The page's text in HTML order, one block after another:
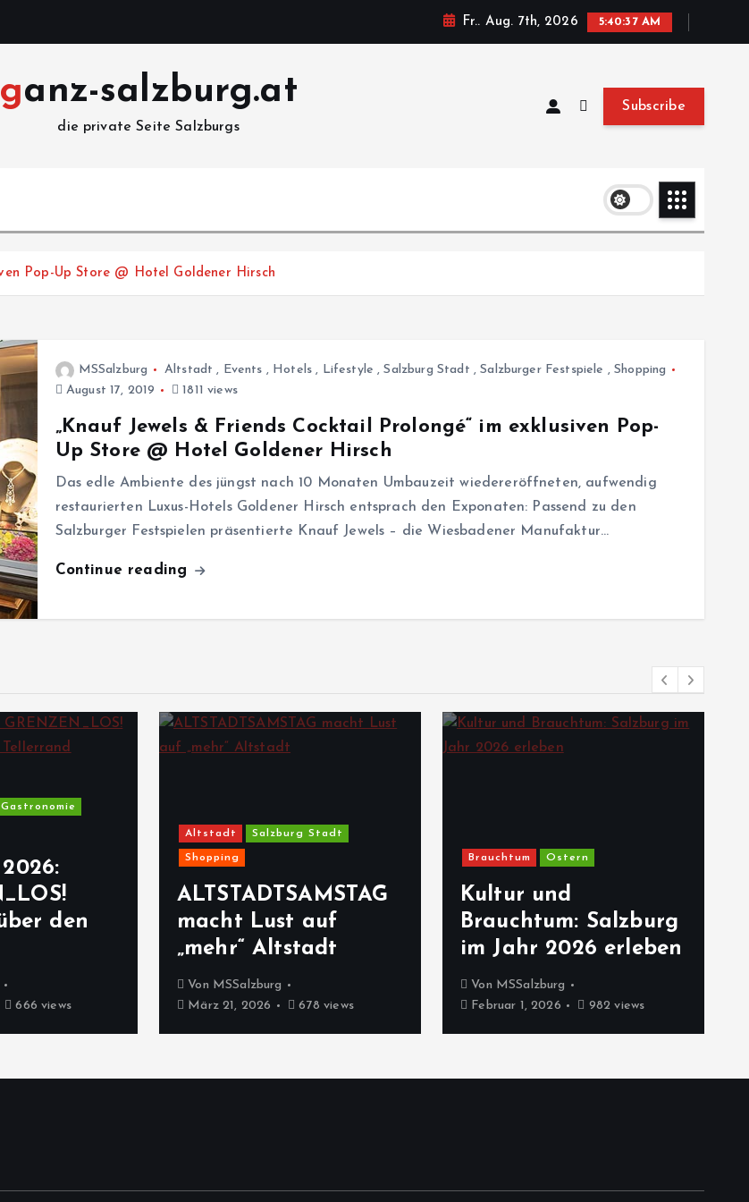
Fr.. Aug. 7th, 2026 5:40:37 AM
ganz-salzburg.at
die private Seite Salzburgs
Subscribe
Pop-Up Store @ Hotel Goldener Hirsch
MSSalzburg Altstadt , Events , Hotels , Lifestyle ,Salzburg Stadt ,Salzburger Festspiele ,Shopping
August 17, 2019
1811 views
„Knauf Jewels & Friends Cocktail Prolongé“ im exklusiven Pop-
Up Store @ Hotel Goldener Hirsch
Das edle Ambiente des jüngst nach 10 Monaten Umbauzeit wiedereröffneten, aufwendig
restaurierten Luxus-Hotels Goldener Hirsch entsprach den Exponaten: Passend zu den
Salzburger Festspielen präsentierte Knauf Jewels – die Wiesbadener Manufaktur…
Continue reading
Gastronomie
den
666 views
Altstadt Salzburg Stadt
Shopping
ALTSTADTSAMSTAG
macht Lust auf
„mehr“ Altstadt
Von MSSalzburg
März 21, 2026
678 views
Brauchtum Ostern
Kultur und
Brauchtum: Salzburg
im Jahr 2026 erleben
Von MSSalzburg
Februar 1, 2026
982 views